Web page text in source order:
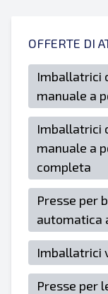
OFFERTE DI
Imballatrici
manuale a
Imballatrici
manuale a
completa
Presse per
automatica
Imballatrici
Presse per